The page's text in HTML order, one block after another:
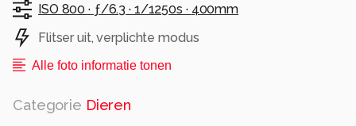
ISO 800 · ƒ/6.3 · 1/1250s · 400mm
Flitser uit, verplichte modus
Alle foto informatie tonen
Categorie Dieren